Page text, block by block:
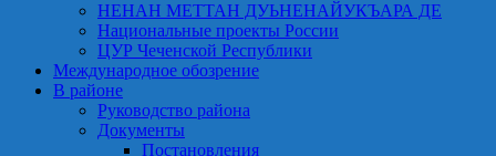
НЕНАН МЕТТАН ДУЬНЕНАЙУКЪАРА ДЕ
Национальные проекты России
ЦУР Чеченской Республики
Международное обозрение
В районе
Руководство района
Документы
Постановления